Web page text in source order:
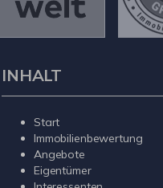
INHALT
Start
Immobilienbewertung
Angebote
Eigentümer